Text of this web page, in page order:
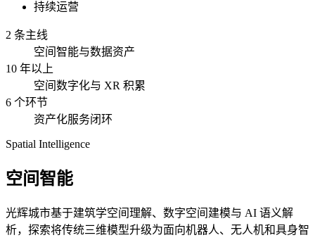
持续运营
2 条主线
空间智能与数据资产
10 年以上
空间数字化与 XR 积累
6 个环节
资产化服务闭环
Spatial Intelligence
空间智能
光辉城市基于建筑学空间理解、数字空间建模与 AI 语义解
析，探索将传统三维模型升级为面向机器人、无人机和具身智